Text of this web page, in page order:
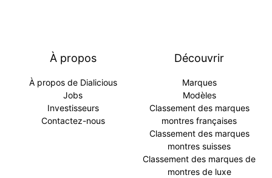
À propos
À propos de Dialicious
Jobs
Investisseurs
Contactez-nous
Découvrir
Marques
Modèles
Classement des marques
montres françaises
Classement des marques
montres suisses
Classement des marques de
montres de luxe